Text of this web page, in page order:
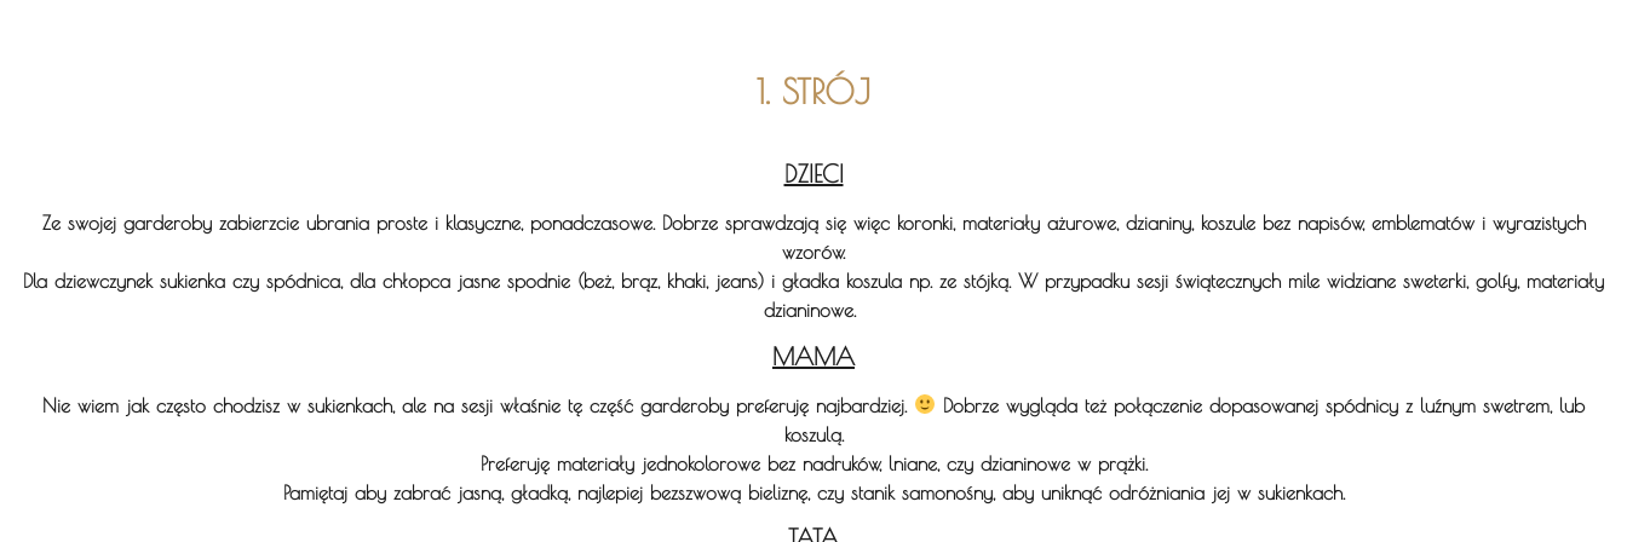
1. STRÓJ
DZIECI
Ze swojej garderoby zabierzcie ubrania proste i klasyczne, ponadczasowe. Dobrze sprawdzają się więc koronki, materiały ażurowe, dzianiny, koszule bez napisów, emblematów i wyrazistych
wzorów.
Dla dziewczynek sukienka czy spódnica, dla chłopca jasne spodnie (beż, brąz, khaki, jeans) i gładka koszula np. ze stójką. W przypadku sesji świątecznych mile widziane sweterki, golfy, materiały
dzianinowe.
MAMA
Nie wiem jak często chodzisz w sukienkach, ale na sesji właśnie tę część garderoby preferuję najbardziej.
Dobrze wygląda też połączenie dopasowanej spódnicy z luźnym swetrem, lub
koszulą.
Preferuję materiały jednokolorowe bez nadruków, lniane, czy dzianinowe w prążki.
Pamiętaj aby zabrać jasną, gładką, najlepiej bezszwową bieliznę, czy stanik samonośny, aby uniknąć odróżniania jej w sukienkach.